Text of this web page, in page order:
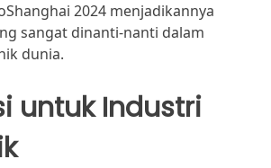
2024 menjadikannya
sangat dinanti-nanti dalam
dunia.
untuk Industri